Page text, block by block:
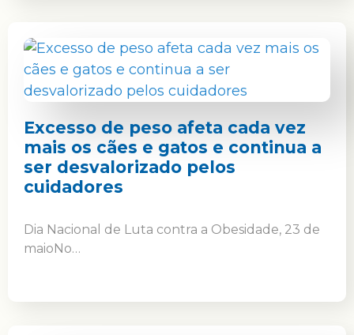
Excesso de peso afeta cada vez
mais os cães e gatos e continua a
ser desvalorizado pelos
cuidadores
Dia Nacional de Luta contra a Obesidade, 23 de
maioNo…